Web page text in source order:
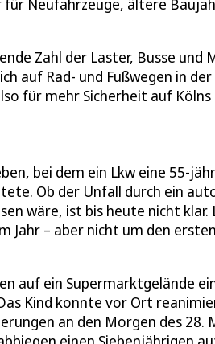
Neufahrzeuge, ältere
Zahl der Laster, Busse und
auf Rad- und Fußwegen in
für mehr Sicherheit auf Kölns
bei dem ein Lkw eine 55-
Ob der Unfall durch ein
wäre, ist bis heute nicht
Jahr – aber nicht um den
auf ein Supermarktgelände
Kind konnte vor Ort
an den Morgen des 28.